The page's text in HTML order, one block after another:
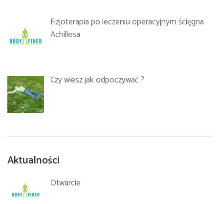
Data:19.11.2022
Godziny zajęć:
I dzień 9:00-18:00,
Fizjoterapia po leczeniu operacyjnym ścięgna
Achillesa
Czy wiesz jak odpoczywać ?
Aktualności
Otwarcie